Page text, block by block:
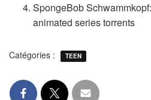
SpongeBob
animated series torrents
Catégories : TEEN